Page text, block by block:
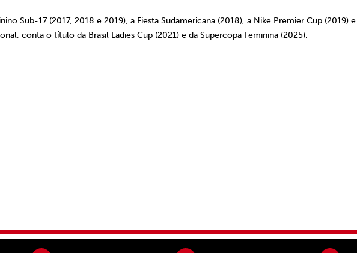
Sub-17 (2017, 2018 e 2019), a Fiesta Sudamericana (2018), a Nike Premier Cup (2019) e
conta o título da Brasil Ladies Cup (2021) e da Supercopa Feminina (2025).